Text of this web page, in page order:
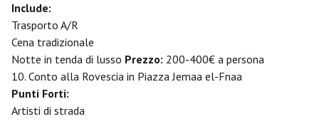
Include:
Trasporto A/R
Cena tradizionale
Notte in tenda di lusso Prezzo: 200-400€ a persona
10. Conto alla Rovescia in Piazza Jemaa el-Fnaa
Punti Forti:
Artisti di strada